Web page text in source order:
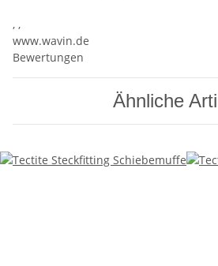
, ,
www.wavin.de
Bewertungen
Ähnliche